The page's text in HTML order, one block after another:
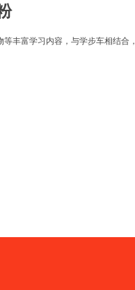
丰富学习内容，与学步车相结合